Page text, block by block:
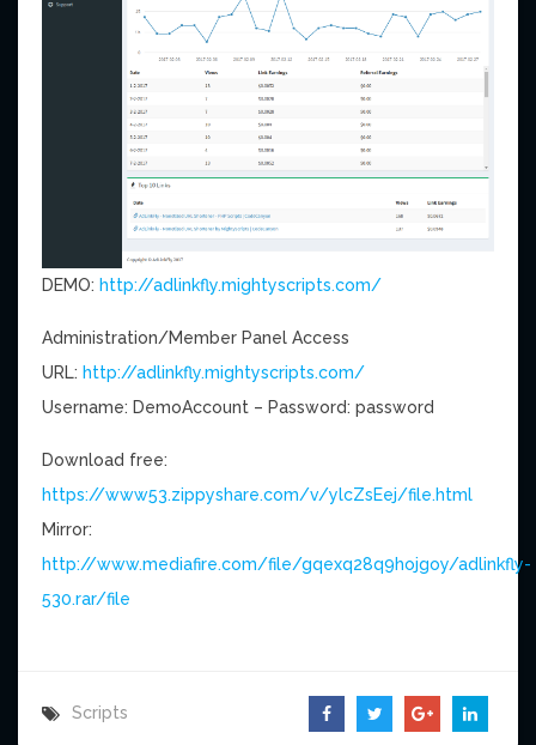
DEMO: http://adlinkfly.mightyscripts.com/
Administration/Member Panel Access
URL: http://adlinkfly.mightyscripts.com/
Username: DemoAccount – Password: password
Download free:
https://www53.zippyshare.com/v/ylcZsEej/file.html
Mirror:
http://www.mediafire.com/file/gqexq28q9hojgoy/adlinkfly-
530.rar/file
Scripts